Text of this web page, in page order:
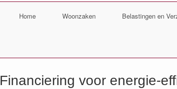
Home Woonzaken Belastingen en
Financiering voor energie-